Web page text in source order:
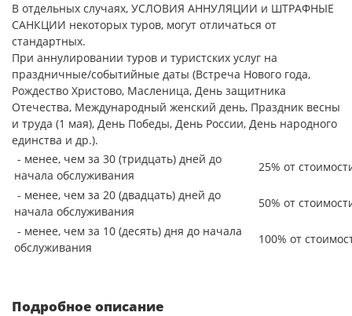
В отдельных случаях, УСЛОВИЯ АННУЛЯЦИИ и ШТРАФНЫЕ
САНКЦИИ некоторых туров, могут отличаться от
стандартных.
При аннулировании туров и туристских услуг на
праздничные/событийные даты (Встреча Нового года,
Рождество Христово, Масленица, День защитника
Отечества, Международный женский день, Праздник весны
и труда (1 мая), День Победы, День России, День народного
единства и др.).
- менее, чем за 30 (тридцать) дней до
начала обслуживания
25% от
- менее, чем за 20 (двадцать) дней до
начала обслуживания
50% от
- менее, чем за 10 (десять) дня до начала
обслуживания
100% от
Подробное описание